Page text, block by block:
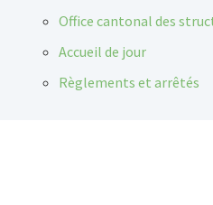
Office cantonal des
Accueil de jour
Règlements et arrêtés